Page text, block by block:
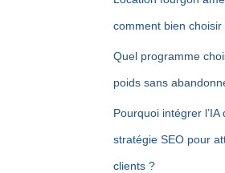
comment bien choisir
Quel programme
poids sans
Pourquoi intégrer l’IA
stratégie SEO pour
clients ?